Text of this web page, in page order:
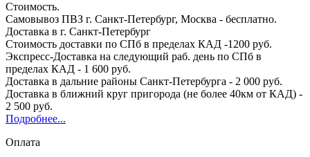
Стоимость.
Самовывоз ПВЗ г. Санкт-Петербург, Москва - бесплатно.
Доставка в г. Санкт-Петербург
Стоимость доставки по СПб в пределах КАД -1200 руб.
Экспресс-Доставка на следующий раб. день по СПб в
пределах КАД - 1 600 руб.
Доставка в дальние районы Санкт-Петербурга - 2 000 руб.
Доставка в ближний круг пригорода (не более 40км от КАД) -
2 500 руб.
Подробнее...
Оплата